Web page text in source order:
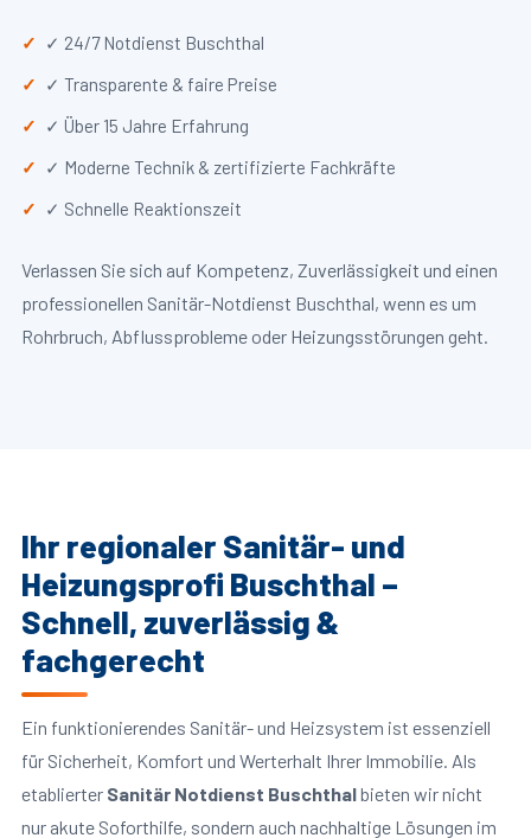
✓ 24/7 Notdienst Buschthal
✓ Transparente & faire Preise
✓ Über 15 Jahre Erfahrung
✓ Moderne Technik & zertifizierte Fachkräfte
✓ Schnelle Reaktionszeit
Verlassen Sie sich auf Kompetenz, Zuverlässigkeit und einen
professionellen Sanitär-Notdienst Buschthal, wenn es um
Rohrbruch, Abflussprobleme oder Heizungsstörungen geht.
Ihr regionaler Sanitär- und
Heizungsprofi Buschthal –
Schnell, zuverlässig &
fachgerecht
Ein funktionierendes Sanitär- und Heizsystem ist essenziell
für Sicherheit, Komfort und Werterhalt Ihrer Immobilie. Als
etablierter Sanitär Notdienst Buschthalbieten wir nicht
nur akute Soforthilfe, sondern auch nachhaltige Lösungen im